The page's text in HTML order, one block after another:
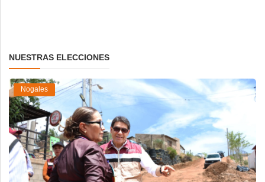
NUESTRAS ELECCIONES
Nogales